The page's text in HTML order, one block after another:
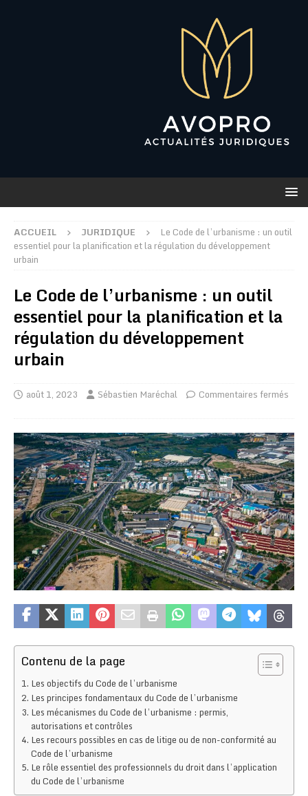
ACCUEIL JURIDIQUE
Le Code de l’urbanisme : un outil
essentiel pour la planification et la régulation du développement
urbain
Le Code de l’urbanisme : un outil
essentiel pour la planification et la
régulation du développement
urbain
août 1, 2023 Sébastien Maréchal Commentaires fermés
Contenu de la page
Les objectifs du Code de l’urbanisme
Les principes fondamentaux du Code de l’urbanisme
Les mécanismes du Code de l’urbanisme : permis,
autorisations et contrôles
Les recours possibles en cas de litige ou de non-conformité au
Code de l’urbanisme
Le rôle essentiel des professionnels du droit dans l’application
du Code de l’urbanisme